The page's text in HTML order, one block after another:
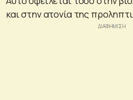
και στην ατονία της